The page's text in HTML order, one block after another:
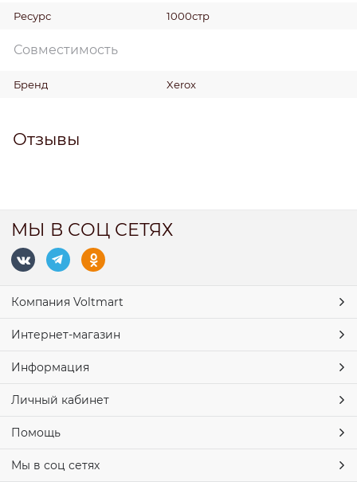
Ресурс 1000стр
Совместимость
Бренд Xerox
Отзывы
МЫ В СОЦ СЕТЯХ
Компания Voltmart
Интернет-магазин
Информация
Личный кабинет
Помощь
Мы в соц сетях